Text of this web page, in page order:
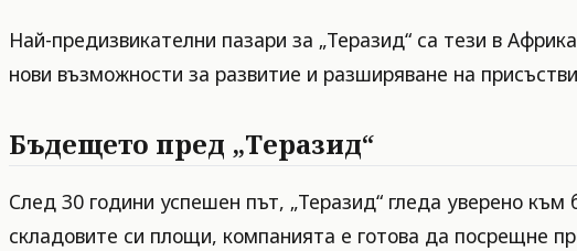
Най-предизвикателни пазари за „Теразид“ са тези в
нови възможности за развитие и разширяване на
Бъдещето пред „Теразид“
След 30 години успешен път, „Теразид“ гледа уверено
складовите си площи, компанията е готова да посрещне